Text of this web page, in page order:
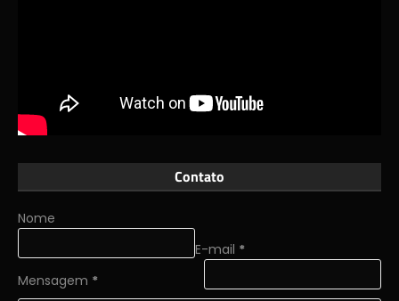
Contato
Nome
E-mail *
Mensagem *